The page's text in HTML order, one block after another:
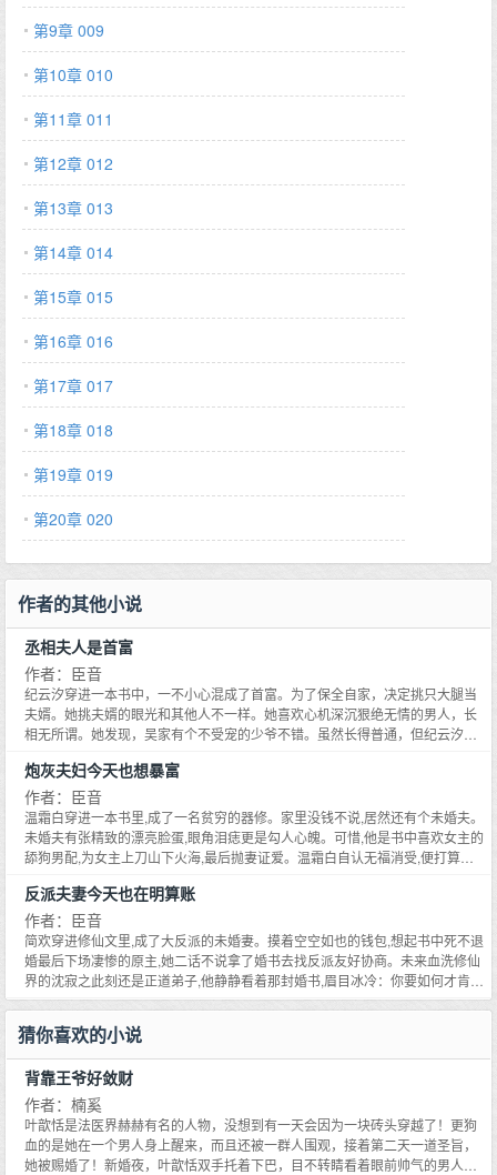
第9章 009
第10章 010
第11章 011
第12章 012
第13章 013
第14章 014
第15章 015
第16章 016
第17章 017
第18章 018
第19章 019
第20章 020
作者的其他小说
丞相夫人是首富
作者：臣音
纪云汐穿进一本书中，一不小心混成了首富。为了保全自家，决定挑只大腿当
夫婿。她挑夫婿的眼光和其他人不一样。她喜欢心机深沉狠绝无情的男人，长
相无所谓。她发现，吴家有个不受宠的少爷不错。虽然长得普通，但纪云汐很
到手对她来说也没什么难的。各府的小姐们觉得纪云汐一定是眼瞎。-多年后，
各府的小姐们后悔不已。吴相爷权倾朝野的气质简直是天下男子第一帅！纪云
汐本人也很后悔：我现在不想要了，大腿谁要谁拿去。吴相爷慢斯条理地用帕
子擦了擦手：你当初拿钱砸我时，可不是这么说的。*小剧场：在钞能力的攻势
下，彼时还在韬光养晦的吴相爷没坚持太久，决定和纪云汐成婚。纪云汐对他
处，需要一万两千两。可他手里只有一万两。纪云汐又对他说：剩下两千两我
出。吴相爷一口答应：好。婚后某一天，吴相爷偶然发现，这房子的前主人是
纪云汐。她用六千两收的房子，卖了他一万两千两。吴相爷：？*新文《炮灰暴
富手册》已开，专栏可戳：文案：温霜白穿进一本书里，成了一名贫穷的器
修。家里没钱不说，居然还有个未婚夫。未婚夫有张精致的漂亮脸蛋，眼角泪
痣更是勾人心魄。可惜，他是书中喜欢女主的舔狗男配，为女主上刀山下火
海，最后杀妻证爱。温霜白自认无福消受，便打算退婚。直到某回，她无意间
遇见男人一脸凉薄地将丹药递给女主，公事公办道：药钱，101。温霜白：？
劲，终于在某日忍不住问他：bro，where are you from？谢子殷：。-谢子殷
是三甲医院最年轻的主任医师，前途一片光明，结果穿进玄幻文里，成了个炮
灰小医修。小医修的未婚妻在书中是个坏事做尽的恶毒女配，谢子殷打算找个
机会做掉这门孽缘。直到某日，这恶毒女配问他：bro，where are you from？
谢子殷：6
炮灰夫妇今天也想暴富
作者：臣音
温霜白穿进一本书里,成了一名贫穷的器修。家里没钱不说,居然还有个未婚夫。
未婚夫有张精致的漂亮脸蛋,眼角泪痣更是勾人心魄。可惜,他是书中喜欢女主的
舔狗男配,为女主上刀山下火海,最后抛妻证爱。温霜白自认无福消受,便打算退
钱,101。温霜白：？不是,他居然连零头都不抹,这是舔狗男配该有的态度？温霜
白愈发觉得不对劲,终于在某日忍不住问他：bro,where are you from？谢子
殷：。-谢子殷是三甲医院最年轻的主任医师,前途一片光明,结果穿进玄幻文里,
成了个炮灰小医修。小医修的未婚妻在书中是个坏事做尽的恶毒女配,谢子殷打
算找个机会做掉这门孽缘。直到某日,这恶毒女配问他：bro,where are you
from？谢子殷：6-男女主双穿书；小白文笔,我流修真,瞎编胡造,金手指巨大,私
设如山；-预收文《顶级绿茶小师姐》,作者专栏可戳：在很多人眼里,小师姐尹
昭活泼可爱,还有一颗热心肠。但只有尹昭自己知道,这都是她演出来的假象。她
会特意挑暴雨天给受伤的小师弟送药；会挖地三尺了解师姐的一切然后营造兴
趣相投的默契感,和师姐混成好姐妹；会用尽心机结交一切有利用价值的人。唯
独谢逍是例外。尹昭把仅有的真心给了他。但人家不要。他说：你算什么东西,
我喜欢的是你妹妹。是啊,她同父异母的妹妹,天生魂骨,惊才绝艳。不像她,天赋
不高,满肚子坏心肠。尹昭自嘲的笑了笑,转身离开,从此再也没回过头。（男二
上位）
反派夫妻今天也在明算账
作者：臣音
简欢穿进修仙文里,成了大反派的未婚妻。摸着空空如也的钱包,想起书中死不退
婚最后下场凄惨的原主,她二话不说拿了婚书去找反派友好协商。未来血洗修仙
界的沈寂之此刻还是正道弟子,他静静看着那封婚书,眉目冰冷：你要如何才肯退
婚？十万灵石。简欢伸出十根手指头,只要你出十万灵石,我们这婚事就作废。沈
受这个条件？简欢没有犹豫：是。沈寂之语气生硬：那就不退了。简欢：？沈
寂之看着她：婚不退了,你想什么时候成婚都行。他告辞：我还有事,走了。简
欢：？？？啥玩意,书里他不是宁死也要退婚吗！-日常慢热风,私设多。*预收文
《顶级绿茶小师姐》,专栏可戳：在很多人眼里,小师姐尹昭活泼可爱,还有一颗
热心肠。但只有尹昭自己知道,这都是她演出来的假象。她会特意挑暴雨天给受
伤的小师弟送药；会挖地三尺了解师姐的一切然后营造兴趣相投的默契感,和师
姐混成好姐妹；会用尽心机结交一切有利用价值的人。唯独谢逍是例外。尹昭
猜你喜欢的小说
背靠王爷好敛财
作者：楠奚
叶歆恬是法医界赫赫有名的人物，没想到有一天会因为一块砖头穿越了！更狗
血的是她在一个男人身上醒来，而且还被一群人围观，接着第二天一道圣旨，
她被赐婚了！新婚夜，叶歆恬双手托着下巴，目不转睛看着眼前帅气的男人，